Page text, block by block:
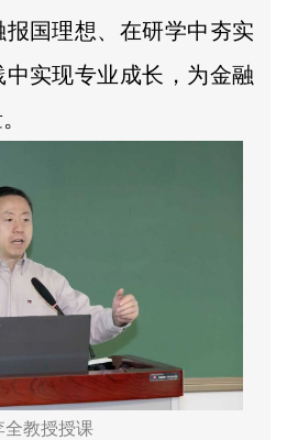
国理想、在研学中夯实
实现专业成长，为金融
全教授授课